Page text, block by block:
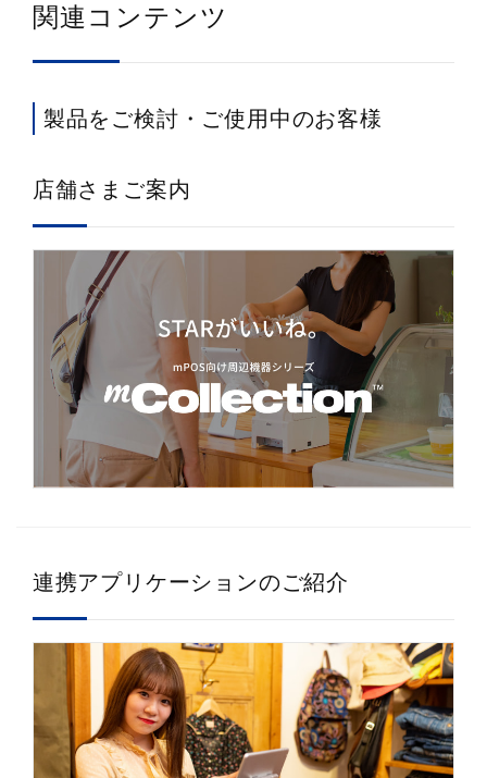
関連コンテンツ
製品をご検討・ご使用中のお客様
店舗さまご案内
連携アプリケーションのご紹介